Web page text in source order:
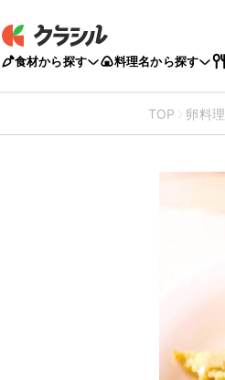
食材から探す 料理名から探す
TOP 卵料理